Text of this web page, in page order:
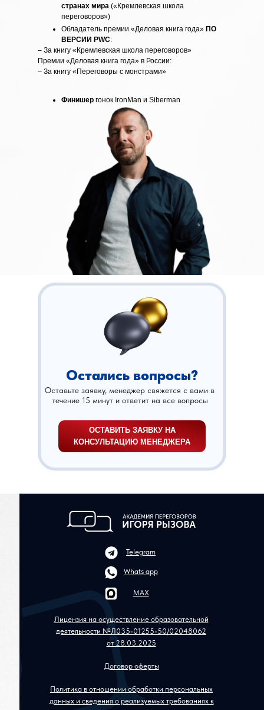
Обладатель премии «Деловая книга года» ПО
ВЕРСИИ PWC:
– За книгу «Кремлевская школа переговоров»
Премии «Деловая книга года» в России:
– За книгу «Переговоры с монстрами»
Финишер гонок IronMan и Siberman
странах мира («Кремлевская школа
переговоров»)
Оставьте заявку, менеджер свяжется с вами в
течение 15 минут и ответит на все вопросы
Остались вопросы?
ОСТАВИТЬ ЗАЯВКУ НА
КОНСУЛЬТАЦИЮ МЕНЕДЖЕРА
Договор оферты
Лицензия на осуществление образовательной
деятельности №Л035-01255-50/02048062
от 28.03.2025
Политика в отношении обработки персональных
данных и сведения о реализуемых требованиях к
Telegram
Whats app
MAX